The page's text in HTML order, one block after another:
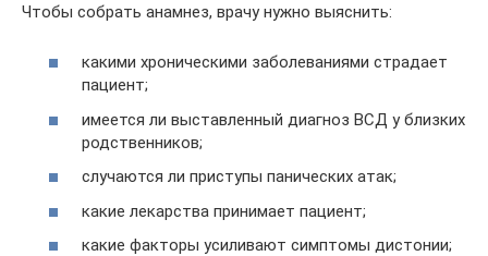
Чтобы собрать анамнез, врачу нужно выяснить:
какими хроническими заболеваниями страдает
пациент;
имеется ли выставленный диагноз ВСД у близких
родственников;
случаются ли приступы панических атак;
какие лекарства принимает пациент;
какие факторы усиливают симптомы дистонии;